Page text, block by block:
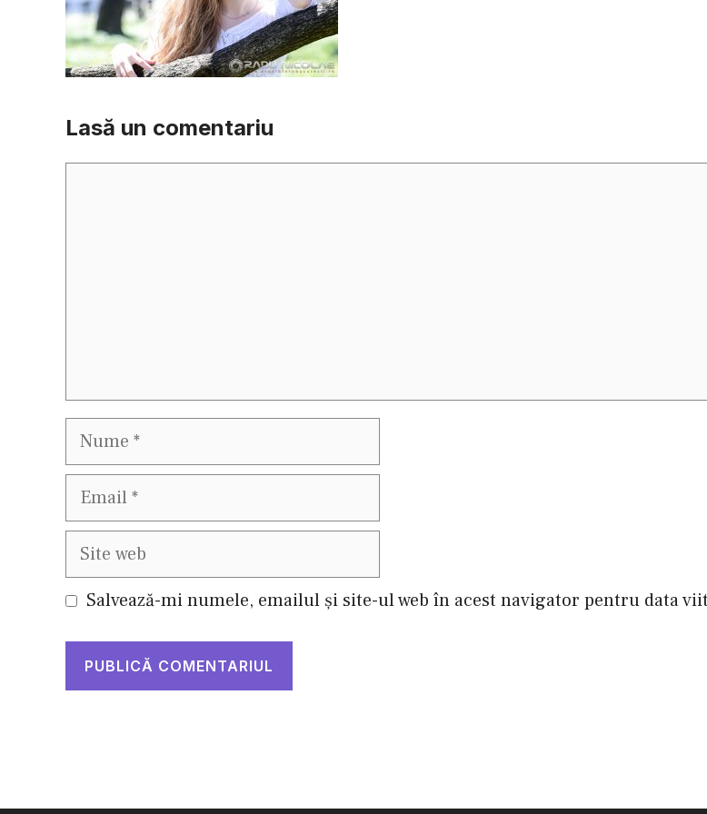
Lasă un comentariu
Nume
Email
Site
web
Salvează-mi numele, emailul și site-ul web în acest navigator pentru data